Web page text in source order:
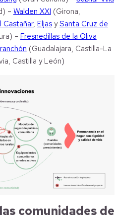
– Walden XXI (Girona,
Castañar, EljasySanta Cruz de
– Fresnedillas de la Oliva
(Guadalajara, Castilla-La
Castilla y León)
comunidades de